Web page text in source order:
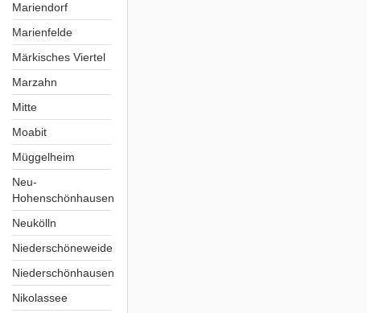
Mariendorf
Marienfelde
Märkisches Viertel
Marzahn
Mitte
Moabit
Müggelheim
Neu-
Hohenschönhausen
Neukölln
Niederschöneweide
Niederschönhausen
Nikolassee